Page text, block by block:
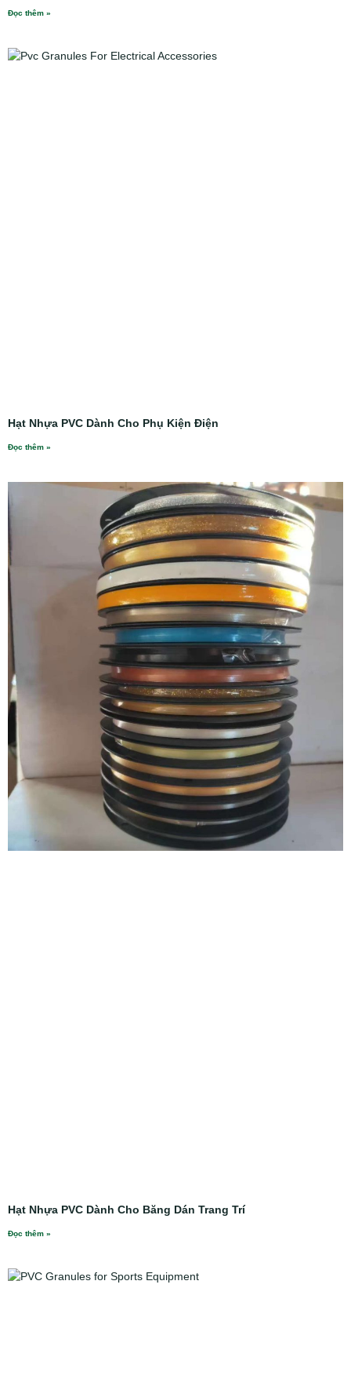
Đọc thêm »
Hạt Nhựa PVC Dành Cho Phụ Kiện Điện
Đọc thêm »
Hạt Nhựa PVC Dành Cho Băng Dán Trang Trí
Đọc thêm »